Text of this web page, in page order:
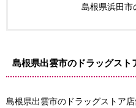
島根県浜田市
島根県出雲市のドラッグスト
島根県出雲市のドラッグストア